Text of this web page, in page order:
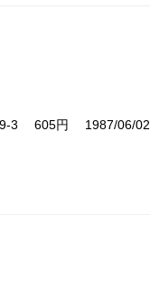
3 605円 1987/06/02